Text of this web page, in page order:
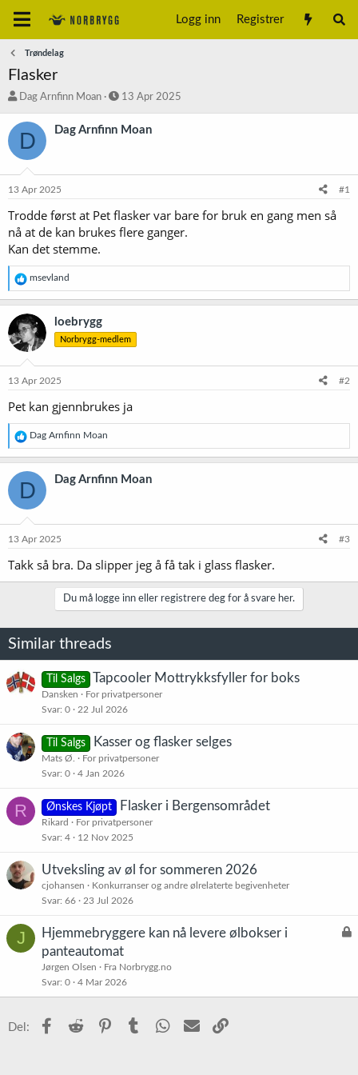
Logg inn Registrer
Trøndelag
Flasker
T
å
t
e
r
Dag Arnfinn Moan
S
a
o
13 Apr 2025
D Dag Arnfinn Moan
13 Apr 2025 #1
Trodde først at Pet flasker var bare for bruk en gang men så
nå at de kan brukes flere ganger.
Kan det stemme.
R
e
a
k
s
j
o
e
:
msevland
loebrygg
Norbrygg-medlem
13 Apr 2025 #2
Pet kan gjennbrukes ja
R
e
a
k
s
j
o
e
:
Dag Arnfinn Moan
D Dag Arnfinn Moan
13 Apr 2025 #3
Takk så bra. Da slipper jeg å få tak i glass flasker.
Du må logge inn eller registrere deg for å svare her.
Similar threads
Til Salgs Tapcooler Mottrykksfyller for boks
Dansken
For privatpersoner
Svar 0 22 Jul 2026
Til Salgs Kasser og flasker selges
Mats Ø.
For privatpersoner
Svar 0 4 Jan 2026
R Ønskes Kjøpt Flasker i Bergensområdet
Rikard
For privatpersoner
Svar 4 12 Nov 2025
Utveksling av øl for sommeren 2026
cjohansen
Konkurranser og andre ølrelaterte begivenheter
Svar 66 23 Jul 2026
J
L
Hjemmebryggere kan nå levere ølbokser i
panteautomat
Jørgen Olsen
Fra Norbrygg.no
Svar 0 4 Mar 2026
Del: Facebook
Reddit PinterestTumblr WhatsApp
E-post